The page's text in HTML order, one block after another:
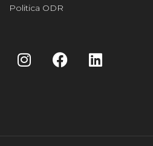
Politica ODR